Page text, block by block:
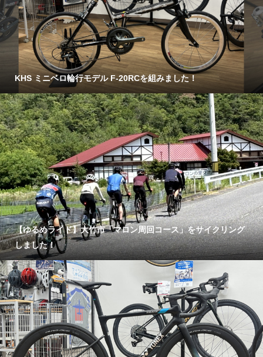
KHS ミニベロ輪行モデル F-20RCを組みました！
【ゆるめライド】大竹市「マロン周回コース」をサイクリング
しました！